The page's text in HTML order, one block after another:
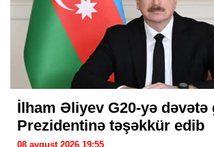
İlham Əliyev G20-yə dəvətə
Prezidentinə təşəkkür edib
08 avqust 2026 19:55